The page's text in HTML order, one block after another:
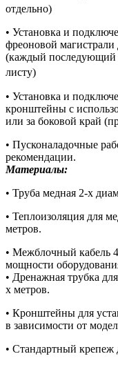
отдельно)
• Установка и
фреоновой магистрали
(каждый последующий
листу)
• Установка и
кронштейны с
или за боковой край
• Пусконаладочные
рекомендации.
Материалы:
• Труба медная 2-х
• Теплоизоляция для
метров.
• Межблочный кабель
мощности
• Дренажная трубка
х метров.
• Кронштейны для
в зависимости от
• Стандартный крепеж